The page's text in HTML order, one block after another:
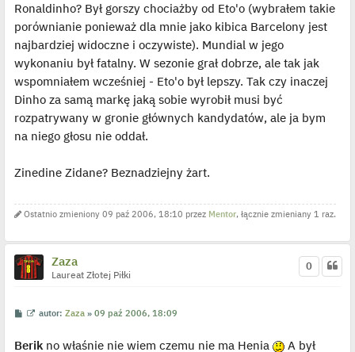
Ronaldinho? Był gorszy chociażby od Eto'o (wybrałem takie
porównianie ponieważ dla mnie jako kibica Barcelony jest
najbardziej widoczne i oczywiste). Mundial w jego
wykonaniu był fatalny. W sezonie grał dobrze, ale tak jak
wspomniałem wcześniej - Eto'o był lepszy. Tak czy inaczej
Dinho za samą markę jaką sobie wyrobił musi być
rozpatrywany w gronie głównych kandydatów, ale ja bym
na niego głosu nie oddał.
Zinedine Zidane? Beznadziejny żart.
Ostatnio zmieniony 09 paź 2006, 18:10 przez Mentor, łącznie zmieniany 1 raz.
Zaza
Laureat Złotej Piłki
0
P
t
W
w
autor:Zaza »09 paź 2006, 18:09
Berikno właśnie nie wiem czemu nie ma Henia A był